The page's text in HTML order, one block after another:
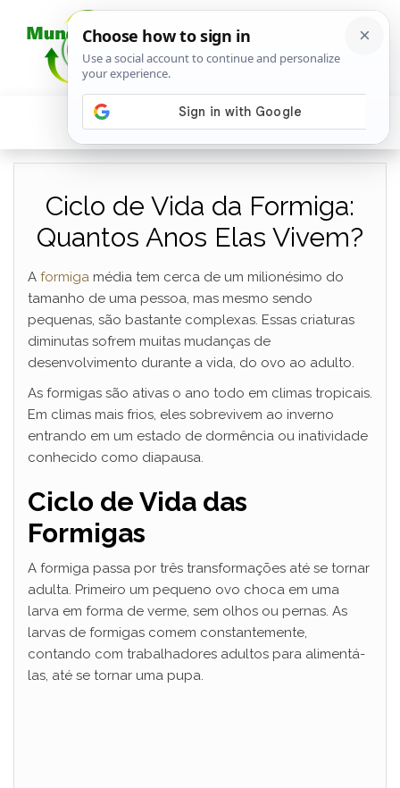
Ciclo de Vida da Formiga:
Quantos Anos Elas Vivem?
A formiga média tem cerca de um milionésimo do
tamanho de uma pessoa, mas mesmo sendo
pequenas, são bastante complexas. Essas criaturas
diminutas sofrem muitas mudanças de
desenvolvimento durante a vida, do ovo ao adulto.
As formigas são ativas o ano todo em climas tropicais.
Em climas mais frios, eles sobrevivem ao inverno
entrando em um estado de dormência ou inatividade
conhecido como diapausa.
Ciclo de Vida das
Formigas
A formiga passa por três transformações até se tornar
adulta. Primeiro um pequeno ovo choca em uma
larva em forma de verme, sem olhos ou pernas. As
larvas de formigas comem constantemente,
contando com trabalhadores adultos para alimentá-
las, até se tornar uma pupa.